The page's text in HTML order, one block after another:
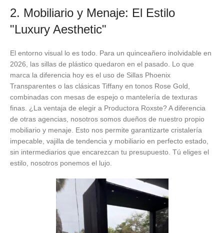
2. Mobiliario y Menaje: El Estilo
"Luxury Aesthetic"
El entorno visual lo es todo. Para un quinceañero inolvidable en
2026, las sillas de plástico quedaron en el pasado. Lo que
marca la diferencia hoy es el uso de Sillas Phoenix
Transparentes o las clásicas Tiffany en tonos Rose Gold,
combinadas con mesas de espejo o mantelería de texturas
finas. ¿La ventaja de elegir a Productora Roxste? A diferencia
de otras agencias, nosotros somos dueños de nuestro propio
mobiliario y menaje. Esto nos permite garantizarte cristalería
impecable, vajilla de tendencia y mobiliario en perfecto estado,
sin intermediarios que encarezcan tu presupuesto. Tú eliges el
estilo, nosotros ponemos el lujo.